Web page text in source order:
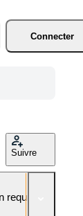
Connecter
Suivre
requise